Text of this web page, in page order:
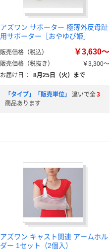
アズワン サポーター 極薄外反母趾
用サポーター［おやゆび姫］
販売価格（税込） ￥3,630～
販売価格（税抜き）
￥3,300～
お届け日
： 8月25日（火）まで
「タイプ」「販売単位」 違いで全3
商品あります
アズワン キャスト関連 アームホル
ダー 1セット（2個入）